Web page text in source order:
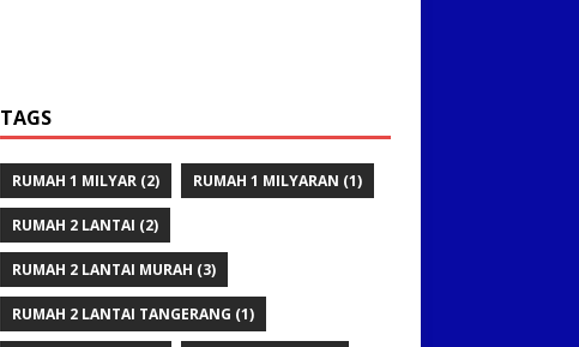
TAGS
RUMAH 1 MILYAR(2) RUMAH 1 MILYARAN (1)
RUMAH 2 LANTAI (2)
RUMAH 2 LANTAI MURAH (3)
RUMAH 2 LANTAI TANGERANG (1)